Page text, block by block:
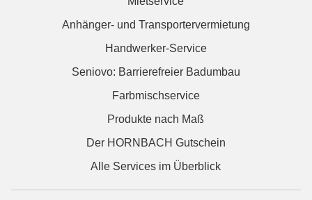
Anhänger- und Transportervermietung
Handwerker-Service
Seniovo: Barrierefreier Badumbau
Farbmischservice
Produkte nach Maß
Der HORNBACH Gutschein
Alle Services im Überblick